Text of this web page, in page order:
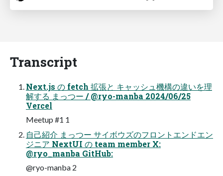
Transcript
Next.js の fetch 拡張と キャッシュ機構の違いを理
解する まっつー / @ryo-manba 2024/06/25
Vercel
Meetup #1 1
自己紹介 まっつー サイボウズのフロントエンドエン
ジニア NextUI の team member X:
@ryo_manba GitHub:
@ryo-manba 2